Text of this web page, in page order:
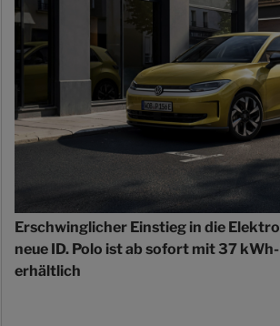
Erschwinglicher Einstieg in die
neue ID. Polo ist ab sofort mit 37
erhältlich